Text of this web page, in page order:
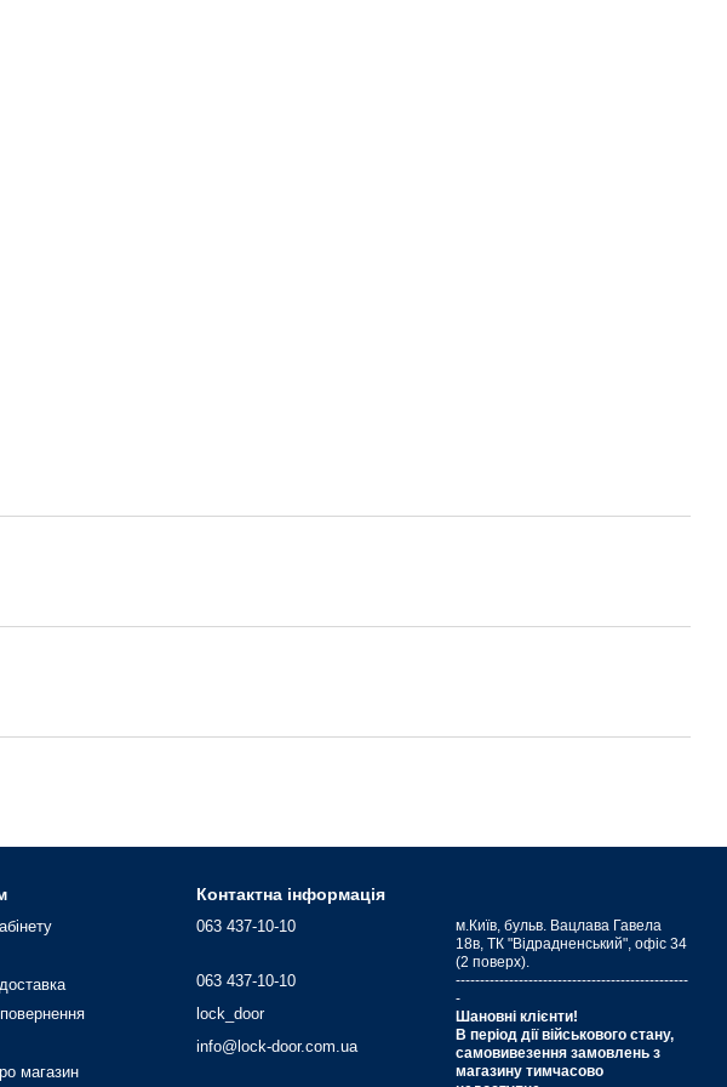
магазин
Контактна інформація
063 437-10-10
063 437-10-10
lock_door
info@lock-door.com.ua
м.Київ, бульв. Вацлава Гавела
18в, ТК "Відрадненський", офіс 34
(2 поверх).
------------------------------------------------
-
Шановні клієнти!
В період дії військового стану,
самовивезення замовлень з
магазину тимчасово